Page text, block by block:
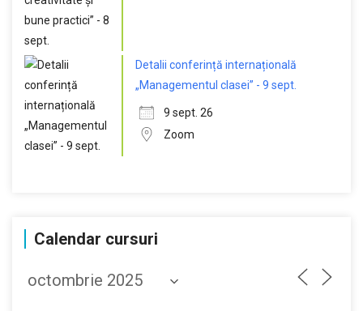
Detalii conferință internațională
„Managementul clasei” - 9 sept.
9 sept. 26
Zoom
Calendar cursuri